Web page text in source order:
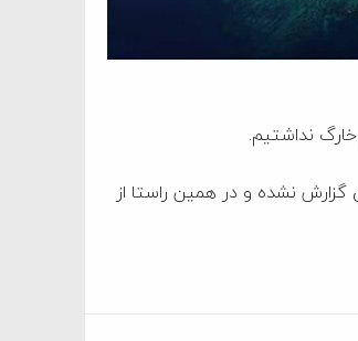
نداشتیم.
گزارش نشده و در همین راستا از